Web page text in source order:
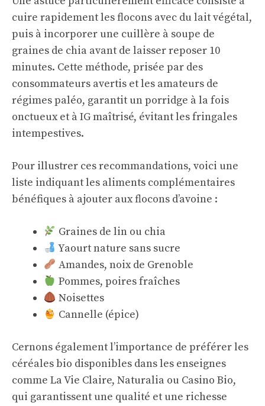
cuire rapidement les flocons avec du lait végétal,
puis à incorporer une cuillère à soupe de
graines de chia avant de laisser reposer 10
minutes. Cette méthode, prisée par des
consommateurs avertis et les amateurs de
régimes paléo, garantit un porridge à la fois
onctueux et à IG maîtrisé, évitant les fringales
intempestives.
Pour illustrer ces recommandations, voici une
liste indiquant les aliments complémentaires
bénéfiques à ajouter aux flocons d’avoine :
Graines de lin ou chia
Yaourt nature sans sucre
Amandes, noix de Grenoble
Pommes, poires fraîches
Noisettes
Cannelle (épice)
Cernons également l’importance de préférer les
céréales bio disponibles dans les enseignes
comme La Vie Claire, Naturalia ou Casino Bio,
qui garantissent une qualité et une richesse